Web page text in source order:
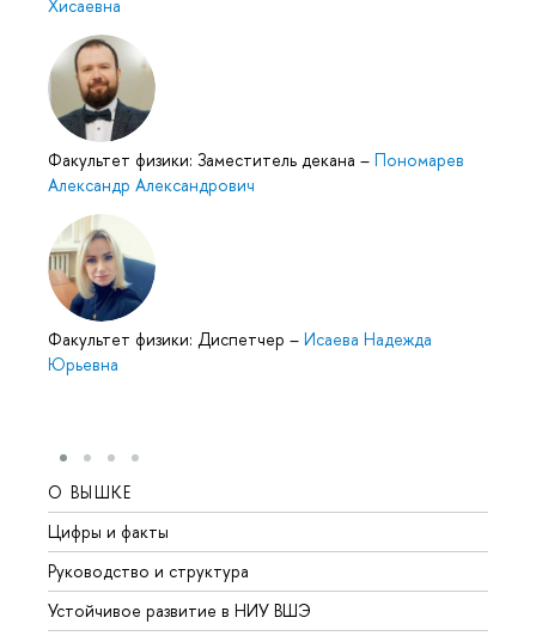
Хисаевна
Факультет физики: Заместитель декана – Пономарев
Александр Александрович
Факультет физики: Диспетчер – Исаева Надежда
Юрьевна
О ВЫШКЕ
Цифры и факты
Руководство и структура
Устойчивое развитие в НИУ ВШЭ